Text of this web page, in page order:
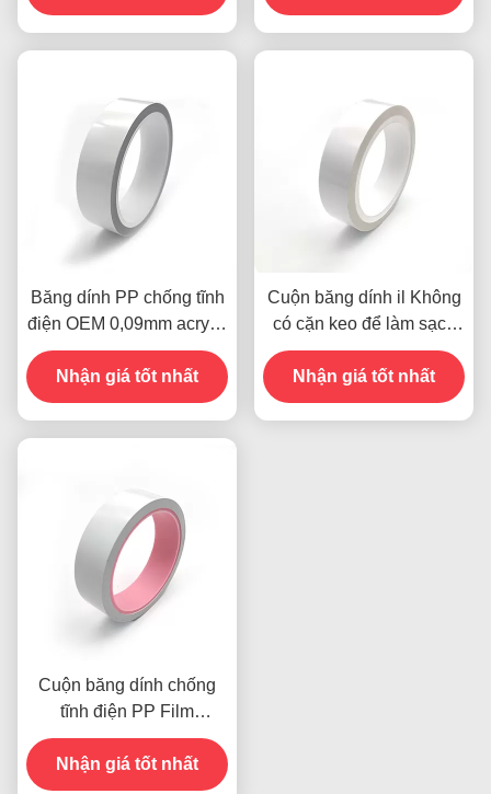
Băng dính PP chống tĩnh
điện OEM 0,09mm acrylic
silicone miễn phí
Nhận giá tốt nhất
Cuộn băng dính il Không
có cặn keo để làm sạch
bụi
Nhận giá tốt nhất
Cuộn băng dính chống
tĩnh điện PP Film
0.085mm Phóng tĩnh điện
thấp
Nhận giá tốt nhất